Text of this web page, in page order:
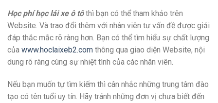
Học phí học lái xe ô tôthì bạn có thể tham khảo trên
Website. Và trao đổi thêm với nhân viên tư vấn đề được giải
đáp thắc mắc rõ ràng hơn. Bạn có thể tìm hiểu sự chất lượng
của www.hoclaixeb2.com thông qua giao diện Website, nội
dung rõ ràng cùng sự nhiệt tình của các nhân viên.
Nếu bạn muốn tự tìm kiếm thì cân nhắc những trung tâm đào
tạo có tên tuổi uy tín. Hãy tránh những đơn vị chưa biết đến